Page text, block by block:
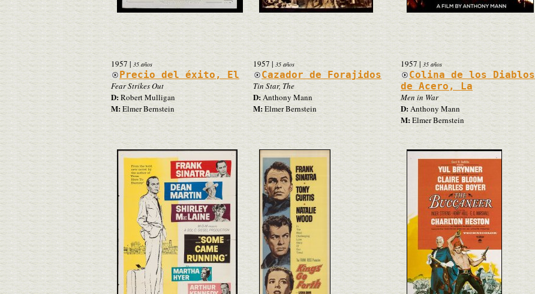
1957 | 35 años
Precio del éxito, El
Fear Strikes Out
D: Robert Mulligan
M:Elmer Bernstein
1957 | 35 años
Cazador de Forajidos
Tin Star, The
D:Anthony Mann
M:Elmer Bernstein
1957 | 35 años
Colina de los Diablos
de Acero, La
Men in War
D: Anthony Mann
M:Elmer Bernstein